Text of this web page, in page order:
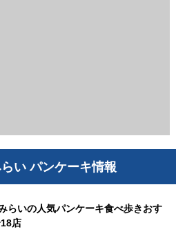
い パンケーキ情報
らいの人気パンケーキ食べ歩きおす
店